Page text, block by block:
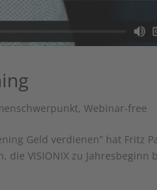
,Webinar-free
Geld verdienen” hat Fritz
die VISIONIX zu